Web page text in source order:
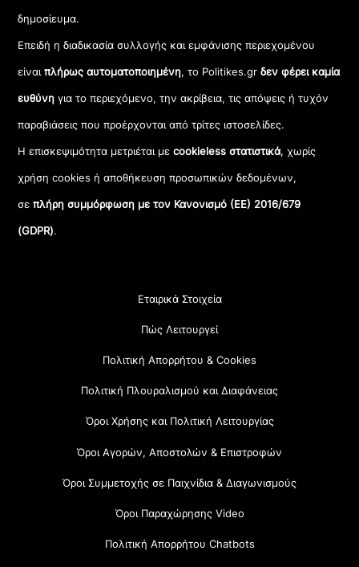
δημοσίευμα.
Επειδή η διαδικασία συλλογής και εμφάνισης περιεχομένου
είναιπλήρως αυτοματοποιημένη, το Politikes.grδεν φέρει καμία
ευθύνη για το περιεχόμενο, την ακρίβεια, τις απόψεις ή τυχόν
παραβιάσεις που προέρχονται από τρίτες ιστοσελίδες.
Η επισκεψιμότητα μετριέται μεcookieless στατιστικά, χωρίς
χρήση cookies ή αποθήκευση προσωπικών δεδομένων,
σεπλήρη συμμόρφωση με τον Κανονισμό (ΕΕ) 2016/679
(GDPR).
Εταιρικά Στοιχεία
Πώς Λειτουργεί
Πολιτική Απορρήτου & Cookies
Πολιτική Πλουραλισμού και Διαφάνειας
Όροι Χρήσης και Πολιτική Λειτουργίας
Όροι Αγορών, Αποστολών & Επιστροφών
Όροι Συμμετοχής σε Παιχνίδια & Διαγωνισμούς
Όροι Παραχώρησης Video
Πολιτική Απορρήτου Chatbots